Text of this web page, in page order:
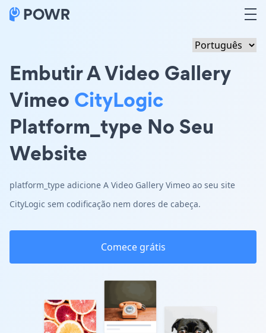
Embutir A Video Gallery
Vimeo CityLogic
Platform_type No Seu
Website
platform_type adicione A Video Gallery Vimeo ao seu site
CityLogic sem codificação nem dores de cabeça.
Comece grátis